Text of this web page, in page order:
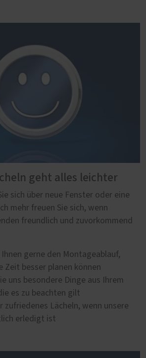
geht alles leichter
sich über neue Fenster oder eine
mehr freuen Sie sich, wenn
freundlich und zuvorkommend
gerne den Montageablauf,
Zeit besser planen können
uns besondere Dinge aus Ihrem
es zu beachten gilt
zufriedenes Lächeln, wenn unsere
erledigt ist